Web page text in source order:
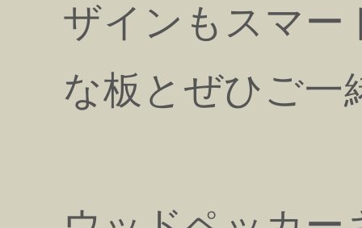
ザインもスマー
な板とぜひご一